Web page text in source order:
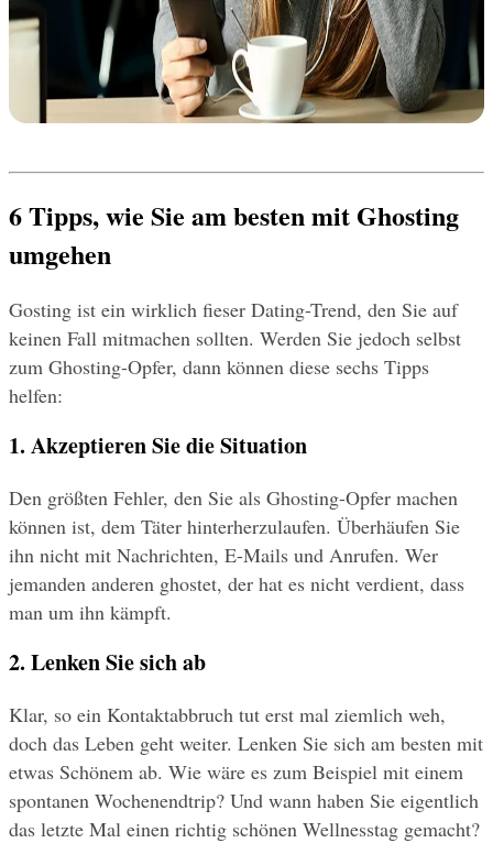
6 Tipps, wie Sie am besten mit Ghosting
umgehen
Gosting ist ein wirklich fieser Dating-Trend, den Sie auf
keinen Fall mitmachen sollten. Werden Sie jedoch selbst
zum Ghosting-Opfer, dann können diese sechs Tipps
helfen:
1. Akzeptieren Sie die Situation
Den größten Fehler, den Sie als Ghosting-Opfer machen
können ist, dem Täter hinterherzulaufen. Überhäufen Sie
ihn nicht mit Nachrichten, E-Mails und Anrufen. Wer
jemanden anderen ghostet, der hat es nicht verdient, dass
man um ihn kämpft.
2. Lenken Sie sich ab
Klar, so ein Kontaktabbruch tut erst mal ziemlich weh,
doch das Leben geht weiter. Lenken Sie sich am besten mit
etwas Schönem ab. Wie wäre es zum Beispiel mit einem
spontanen Wochenendtrip? Und wann haben Sie eigentlich
das letzte Mal einen richtig schönen Wellnesstag gemacht?